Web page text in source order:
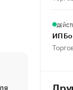
«От спорта
ИП